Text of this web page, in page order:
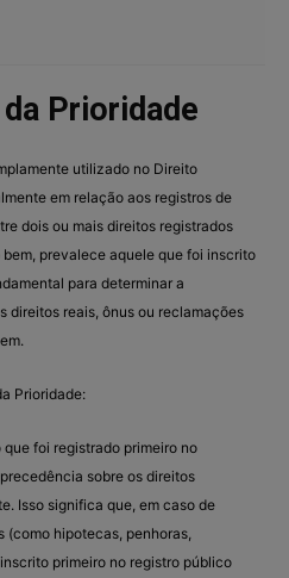
Prioridade
utilizado no Direito
em relação aos registros de
dois ou mais direitos registrados
prevalece aquele que foi inscrito
para determinar a
direitos reais, ônus ou reclamações
Prioridade:
que foi registrado primeiro no
sobre os direitos
Isso significa que, em caso de
hipotecas, penhoras,
primeiro no registro público